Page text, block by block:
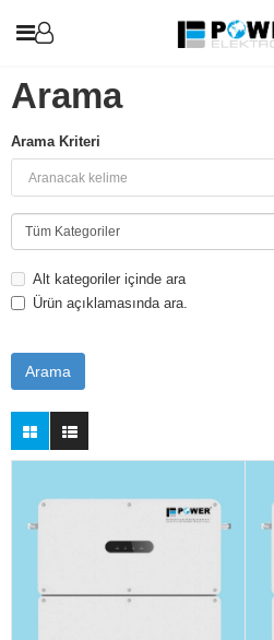
UPS
Araç Şarj Cihazları
İnvertörler
Solar Paneller
Voltaj Regülatörleri
Blog
Katalog
Arama
Arama Kriteri
Alt kategoriler içinde ara
Ürün açıklamasında ara.